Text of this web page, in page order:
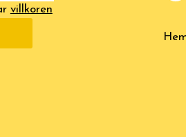
villkoren